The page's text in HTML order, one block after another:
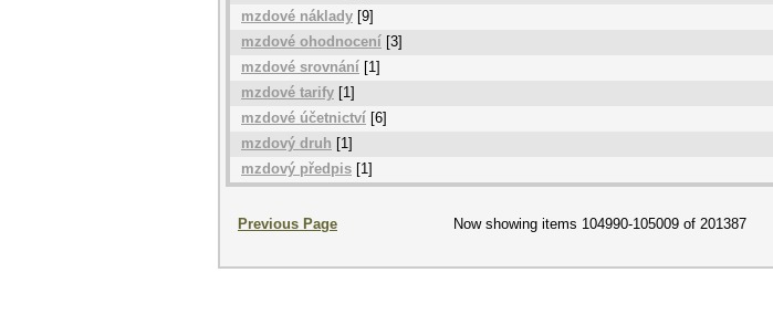
mzdové náklady [9]
mzdové ohodnocení [3]
mzdové srovnání [1]
mzdové tarify [1]
mzdové účetnictví [6]
mzdový druh [1]
mzdový předpis [1]
Previous Page Now showing items 104990-105009 of 201387